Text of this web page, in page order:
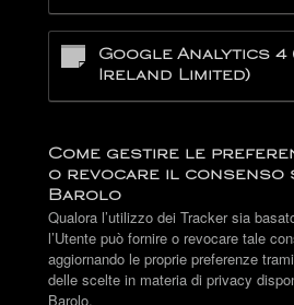
Google Analytics 4
Ireland Limited)
Come gestire le
o revocare il consenso
Barolo
Qualora l’utilizzo dei Tracker sia
l’Utente può fornire o revocare tale
aggiornando le proprie preferenze
delle scelte in materia di privacy
Barolo.